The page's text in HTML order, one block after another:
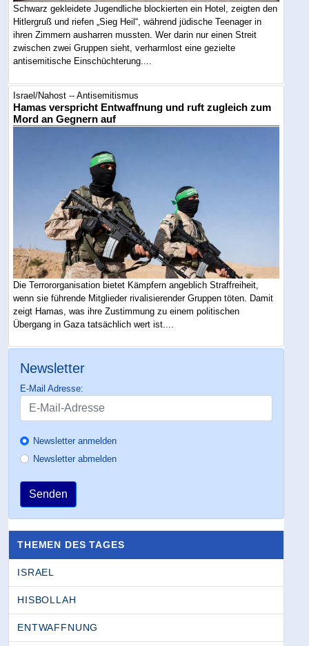
Schwarz gekleidete Jugendliche blockierten ein Hotel, zeigten den
Hitlergruß und riefen „Sieg Heil“, während jüdische Teenager in
ihren Zimmern ausharren mussten. Wer darin nur einen Streit
zwischen zwei Gruppen sieht, verharmlost eine gezielte
antisemitische Einschüchterung....
Israel/Nahost -- Antisemitismus
Hamas verspricht Entwaffnung und ruft zugleich zum
Mord an Gegnern auf
Die Terrororganisation bietet Kämpfern angeblich Straffreiheit,
wenn sie führende Mitglieder rivalisierender Gruppen töten. Damit
zeigt Hamas, was ihre Zustimmung zu einem politischen
Übergang in Gaza tatsächlich wert ist....
Newsletter
E-Mail Adresse:
Newsletter anmelden
Newsletter abmelden
Senden
THEMEN DES TAGES
ISRAEL
HISBOLLAH
ENTWAFFNUNG